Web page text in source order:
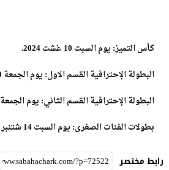
كأس التميز: يوم السبت 10 غشت 2024.
البطولة الإحترافية القسم الاول: يوم الجمعة 30 غشت 2024.
البطولة الإحترافية القسم الثاني: يوم الجمعة 30 غشت 2024.
بطولات الفئات الصغرى: يوم السبت 14 شتنبر 2024.
رابط مختصر